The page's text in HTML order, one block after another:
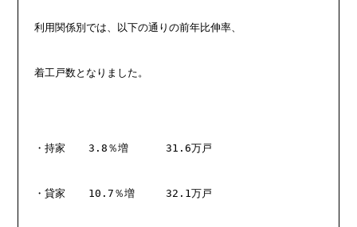
利用関係別では、以下の通りの前年比伸率、
着工戸数となりました。
・持家　  3.8％増　　　 31.6万戸
・貸家　  10.7％増　　　32.1万戸